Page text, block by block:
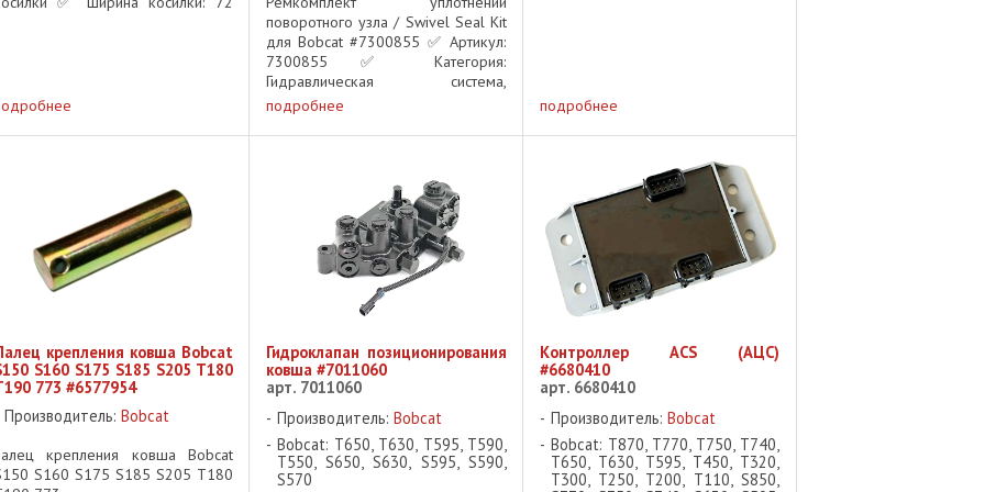
поворотного узла / Swivel Seal Kit
для Bobcat #7300855 ✅ Артикул:
7300855 ✅ Категория:
Гидравлическая система,
Уплотнения Bobcat ✅
Применяемость: Компактные
экскаваторы Bobcat Описание:
подробнее подробнее
крепления ковша Bobcat
S160 S175 S185 S205 T180
773 #6577954
Производитель: Bobcat
крепления ковша Bobcat
S160 S175 S185 S205 T180
Гидроклапан позиционирования
ковша #7011060
арт. 7011060
Производитель:Bobcat
Bobcat: T650, T630, T595, T590,
T550, S650, S630, S595, S590,
S570
Контроллер ACS (АЦС)
#6680410
арт. 6680410
Производитель: Bobcat
Bobcat: T870, T770, T750, T740,
T650, T630, T595, T450, T320,
T300, T250, T200, T110, S850,